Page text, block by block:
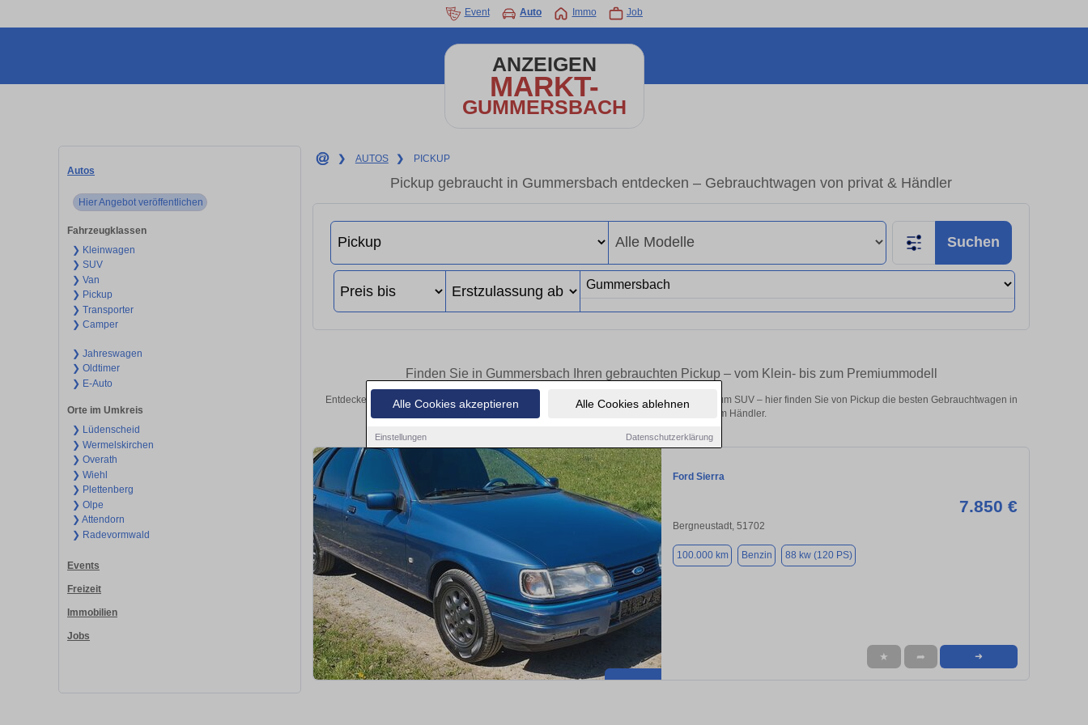
Alle Cookies akzeptieren Alle Cookies ablehnen
Einstellungen Datenschutzerklärung
Event Auto Immo Job
ANZEIGEN
MARKT-
GUMMERSBACH
Autos
Hier Angebot veröffentlichen
Fahrzeugklassen
❯ Kleinwagen
❯ SUV
❯ Van
❯ Pickup
❯ Transporter
❯ Camper
❯ Jahreswagen
❯ Oldtimer
❯ E-Auto
Orte im Umkreis
❯ Lüdenscheid
❯ Wermelskirchen
❯ Overath
❯ Wiehl
❯ Plettenberg
❯ Olpe
❯ Attendorn
❯ Radevormwald
Events
Freizeit
Immobilien
Jobs
❯ AUTOS ❯ PICKUP
Pickup gebraucht in Gummersbach entdecken – Gebrauchtwagen von privat & Händler
Suchen
Finden Sie in Gummersbach Ihren gebrauchten Pickup – vom Klein- bis zum Premiummodell
Entdecken Sie in Gummersbach gebrauchte Pickup Fahrzeuge. Von Kleinwagen bis hin zum SUV – hier finden Sie von Pickup die besten Gebrauchtwagen in
Gummersbach von privat und vom Händler.
Ford Sierra
7.850 €
Bergneustadt, 51702
100.000 km Benzin 88 kw (120 PS)
★ ➦ ➜